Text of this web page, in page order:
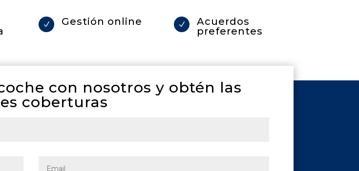
N Gestión online N
Acuerdos
preferentes
con nosotros y obtén las
coberturas